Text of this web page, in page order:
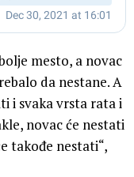
mesto, a novac
da nestane. A
i svaka vrsta rata i
novac će nestati
takođe nestati“,